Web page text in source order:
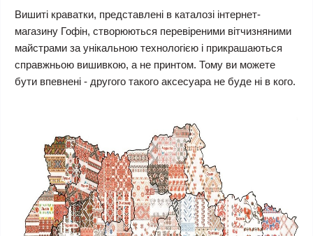
Вишиті краватки, представлені в каталозі інтернет-
магазину Гофін, створюються перевіреними вітчизняними
майстрами за унікальною технологією і прикрашаються
справжньою вишивкою, а не принтом. Тому ви можете
бути впевнені - другого такого аксесуара не буде ні в кого.